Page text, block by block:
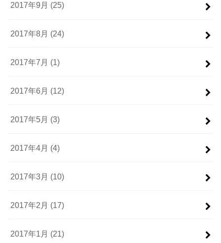
2017年9月 (25)
2017年8月 (24)
2017年7月 (1)
2017年6月 (12)
2017年5月 (3)
2017年4月 (4)
2017年3月 (10)
2017年2月 (17)
2017年1月 (21)